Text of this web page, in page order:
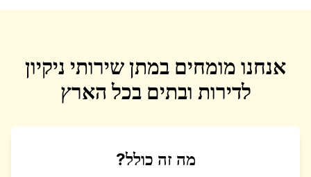
אנחנו מומחים במתן שירותי ניקיון
לדירות ובתים בכל הארץ
מה זה כולל?